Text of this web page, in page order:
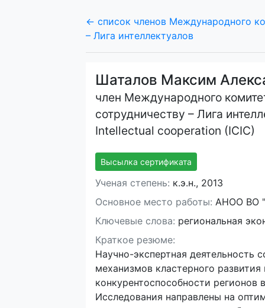
← список членов Международного
– Лига интеллектуалов
Шаталов Максим
член Международного
сотрудничеству – Лига
Intellectual cooperation (ICIC)
Высылка сертификата
Ученая степень: к.э.н., 2013
Основное место работы: АНОО ВО
Ключевые слова: региональная
Краткое резюме:
Научно-экспертная деятельность
механизмов кластерного
конкурентоспособности регионов
Исследования направлены на